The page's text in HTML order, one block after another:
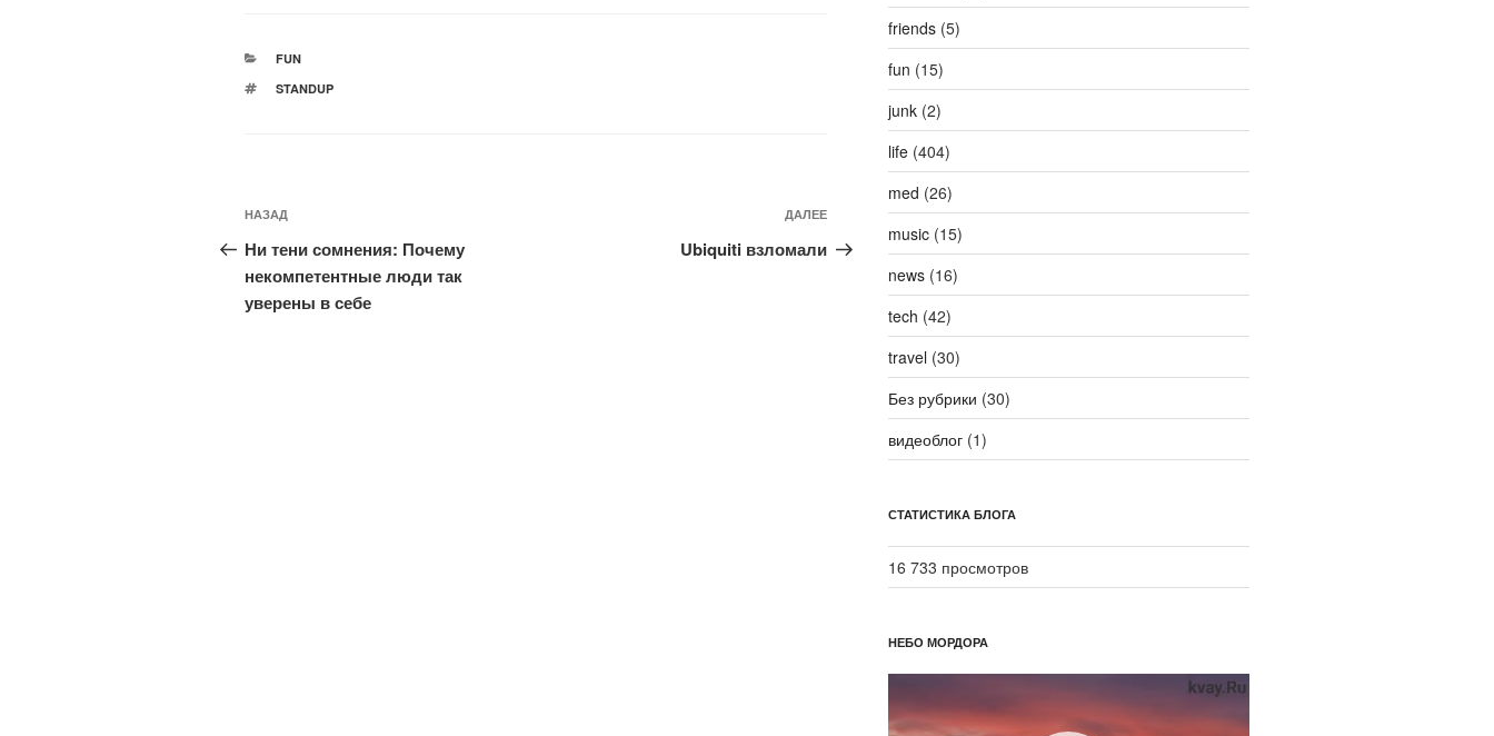
РУБРИКИ
FUN
МЕТКИ
STANDUP
Навигация
по
записям
Предыдущая
запись:
НАЗАД
Ни тени сомнения: Почему
некомпетентные люди так
уверены в себе
Следующая
запись
ДАЛЕЕ
Ubiquiti взломали
friends(5)
fun (15)
junk(2)
life(404)
med (26)
music(15)
news(16)
tech (42)
travel(30)
Без рубрики (30)
видеоблог(1)
СТАТИСТИКА БЛОГА
16 733 просмотров
НЕБО МОРДОРА